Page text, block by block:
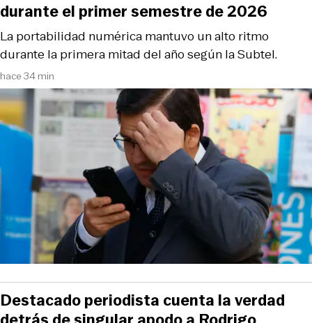
hace 34 min
La portabilidad numérica mantuvo un alto ritmo
durante la primera mitad del año según la Subtel.
durante el primer semestre de 2026
Destacado periodista cuenta la verdad